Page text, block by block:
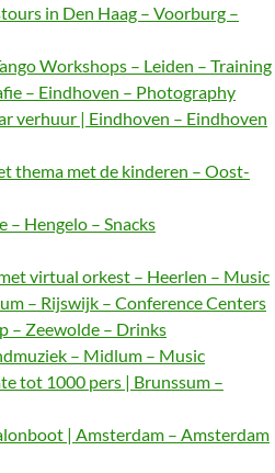
in Den Haag – Voorburg –
Workshops – Leiden – Training
– Eindhoven – Photography
verhuur | Eindhoven – Eindhoven
thema met de kinderen – Oost-
– Hengelo – Snacks
virtual orkest – Heerlen – Music
– Rijswijk – Conference Centers
– Zeewolde – Drinks
– Midlum – Music
tot 1000 pers | Brunssum –
| Amsterdam – Amsterdam